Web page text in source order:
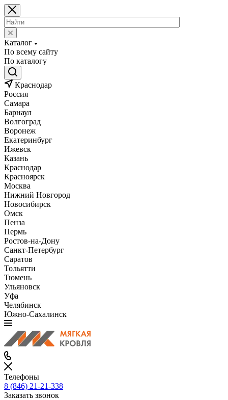
Каталог
По всему сайту
По каталогу
Краснодар
Россия
Самара
Барнаул
Волгоград
Воронеж
Екатеринбург
Ижевск
Казань
Краснодар
Красноярск
Москва
Нижний Новгород
Новосибирск
Омск
Пенза
Пермь
Ростов-на-Дону
Санкт-Петербург
Саратов
Тольятти
Тюмень
Ульяновск
Уфа
Челябинск
Южно-Сахалинск
Телефоны
8 (846) 21-21-338
Заказать звонок